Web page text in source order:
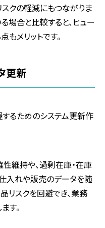
クの軽減にもつながりま
場合と比較すると、ヒュー
メリットです。
更新
るためのシステム更新作
維持や、過剰在庫・在庫
入れや販売のデータを随
リスクを回避でき、業務
す。